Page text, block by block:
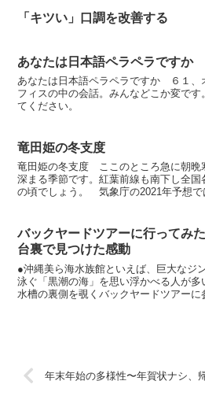
「キツい」口調を改善する
あなたは日本語ペラペラですか
あなたは日本語ペラペラですか ６１、
フィスの中の会話。みんなどこか変で
てください。
竜田姫の冬支度
竜田姫の冬支度 ここのところ急に朝晩
深まる季節です。紅葉前線も南下し全国
の頃でしょう。 気象庁の2021年予想で
バックヤードツアーに行ってみ
台裏で見つけた感動
●沖縄美ら海水族館といえば、巨大なジ
泳ぐ「黒潮の海」を思い浮かべる人が
水槽の裏側を覗くバックヤードツアーに
者以外は立ち入ることのできない扉を抜
年末年始の多様性〜年賀状ナシ、